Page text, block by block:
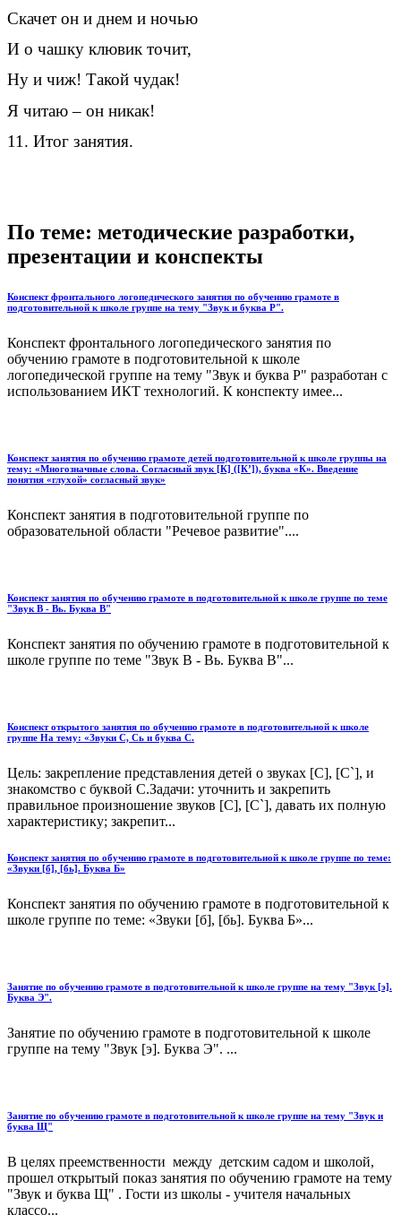
Скачет он и днем и ночью
И о чашку клювик точит,
Ну и чиж! Такой чудак!
Я читаю – он никак!
11. Итог занятия.
По теме: методические разработки,
презентации и конспекты
Конспект фронтального логопедического занятия по обучению грамоте в
подготовительной к школе группе на тему "Звук и буква Р".
Конспект фронтального логопедического занятия по
обучению грамоте в подготовительной к школе
логопедической группе на тему "Звук и буква Р" разработан с
использованием ИКТ технологий. К конспекту имее...
Конспект занятия по обучению грамоте детей подготовительной к школе группы на
тему: «Многозначные слова. Согласный звук [К] ([К’]), буква «К». Введение
понятия «глухой» согласный звук»
Конспект занятия в подготовительной группе по
образовательной области "Речевое развитие"....
Конспект занятия по обучению грамоте в подготовительной к школе группе по теме
"Звук В - Вь. Буква В"
Конспект занятия по обучению грамоте в подготовительной к
школе группе по теме "Звук В - Вь. Буква В"...
Конспект открытого занятия по обучению грамоте в подготовительной к школе
группе На тему: «Звуки С, Сь и буква С.
Цель: закрепление представления детей о звуках [С], [С`], и
знакомство с буквой С.Задачи: уточнить и закрепить
правильное произношение звуков [С], [С`], давать их полную
характеристику; закрепит...
Конспект занятия по обучению грамоте в подготовительной к школе группе по теме:
«Звуки [б], [бь]. Буква Б»
Конспект занятия по обучению грамоте в подготовительной к
школе группе по теме: «Звуки [б], [бь]. Буква Б»...
Занятие по обучению грамоте в подготовительной к школе группе на тему "Звук [э].
Буква Э".
Занятие по обучению грамоте в подготовительной к школе
группе на тему "Звук [э]. Буква Э". ...
Занятие по обучению грамоте в подготовительной к школе группе на тему "Звук и
буква Щ"
В целях преемственности между детским садом и школой,
прошел открытый показ занятия по обучению грамоте на тему
"Звук и буква Щ" . Гости из школы - учителя начальных
классо...